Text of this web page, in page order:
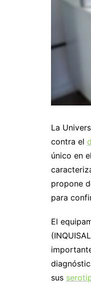
La
contra el
único en
propone
para
El
sus